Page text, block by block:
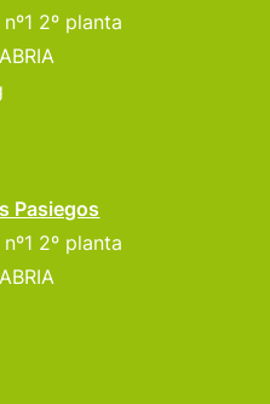
2º planta
Pasiegos
2º planta